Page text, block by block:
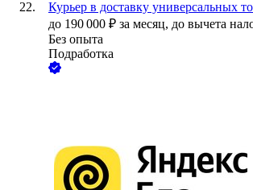
Курьер в доставку универсальных
до 190 000 ₽ за месяц, до вычета
Без опыта
Подработка